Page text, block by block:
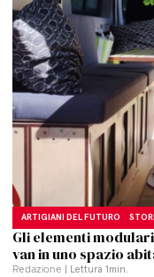
ARTIGIANI DEL FUTURO
Gli elementi
van in uno spazio
Redazione | Lettura 1 min.